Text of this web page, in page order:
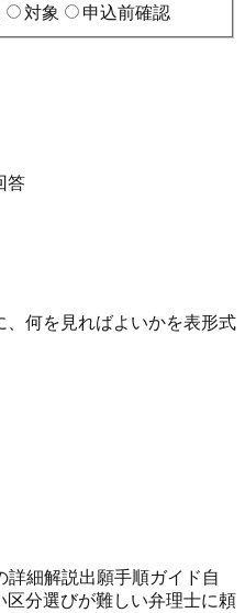
対象 申込前確認
答
、何を見ればよいかを表形式
詳細解説出願手順ガイド 自
区分選びが難しい弁理士に頼